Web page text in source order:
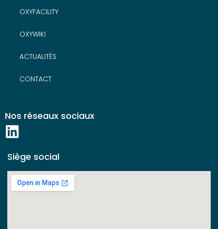
OXYFACILITY
OXYWIKI
ACTUALITÉS
CONTACT
Nos réseaux sociaux
Siège social